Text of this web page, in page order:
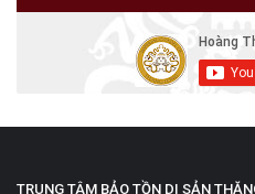
TRUNG TÂM BẢO TỒN DI SẢN